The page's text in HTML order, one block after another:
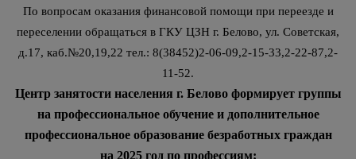
По вопросам оказания финансовой помощи при переезде и
переселении обращаться в ГКУ ЦЗН г. Белово, ул. Советская,
д.17, каб.№20,19,22 тел.: 8(38452)2-06-09,2-15-33,2-22-87,2-
11-52.
Центр занятости населения г. Белово формирует группы
на профессиональное обучение и дополнительное
профессиональное образование безработных граждан
на 2025 год по профессиям: